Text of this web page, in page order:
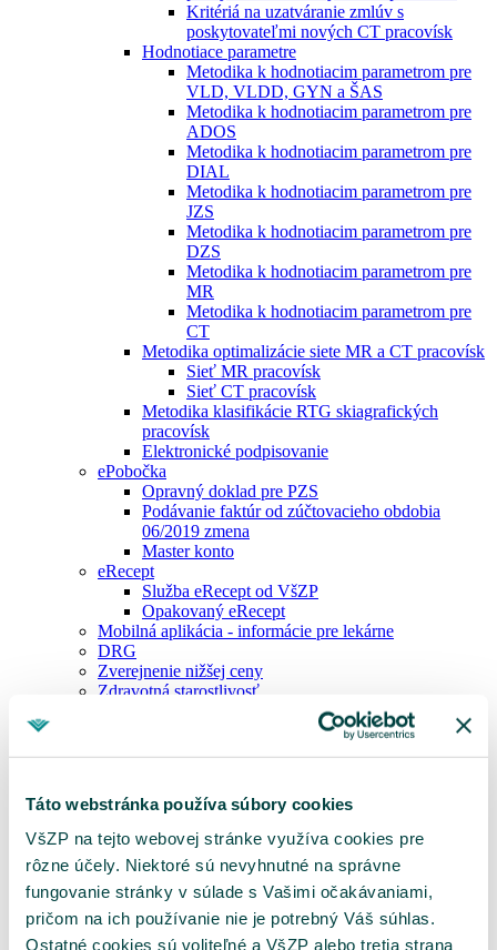
Táto webstránka používa súbory cookies
VšZP na tejto webovej stránke využíva cookies pre
rôzne účely. Niektoré sú nevyhnutné na správne
fungovanie stránky v súlade s Vašimi očakávaniami,
pričom na ich používanie nie je potrebný Váš súhlas.
Ostatné cookies sú voliteľné a VšZP alebo tretia strana
Kritériá na uzatváranie zmlúv s
poskytovateľmi nových CT pracovísk
Hodnotiace parametre
Metodika k hodnotiacim parametrom pre
VLD, VLDD, GYN a ŠAS
Metodika k hodnotiacim parametrom pre
ADOS
Metodika k hodnotiacim parametrom pre
DIAL
Metodika k hodnotiacim parametrom pre
JZS
Metodika k hodnotiacim parametrom pre
DZS
Metodika k hodnotiacim parametrom pre
MR
Metodika k hodnotiacim parametrom pre
CT
Metodika optimalizácie siete MR a CT pracovísk
Sieť MR pracovísk
Sieť CT pracovísk
Metodika klasifikácie RTG skiagrafických
pracovísk
Elektronické podpisovanie
ePobočka
Opravný doklad pre PZS
Podávanie faktúr od zúčtovacieho obdobia
06/2019 zmena
Master konto
eRecept
Služba eRecept od VšZP
Opakovaný eRecept
Mobilná aplikácia - informácie pre lekárne
DRG
Zverejnenie nižšej ceny
Zdravotná starostlivosť
Neodkladná zdravotná starostlivosť
Poskytovanie príspevkov
Plánovaná ZS
Dispenzárna starostlivosť
Liečba v cudzine
Revízne pravidlá
Číselník kódov chýb
Centrálny nákup